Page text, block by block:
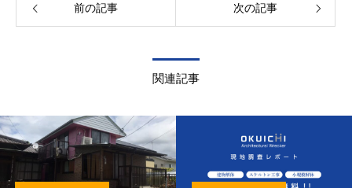
前の記事 次の記事
関連記事